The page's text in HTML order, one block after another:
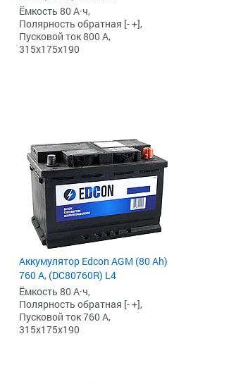
Ёмкость 80 А·ч,
Полярность обратная [- +],
Пусковой ток 800 А,
315x175x190
Аккумулятор Edcon AGM (80 Ah)
760 А, (DC80760R) L4
Ёмкость 80 А·ч,
Полярность обратная [- +],
Пусковой ток 760 А,
315x175x190